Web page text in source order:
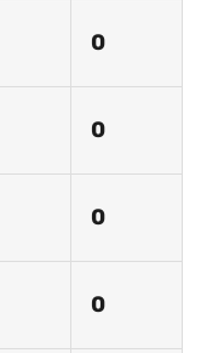
0
0
0
0